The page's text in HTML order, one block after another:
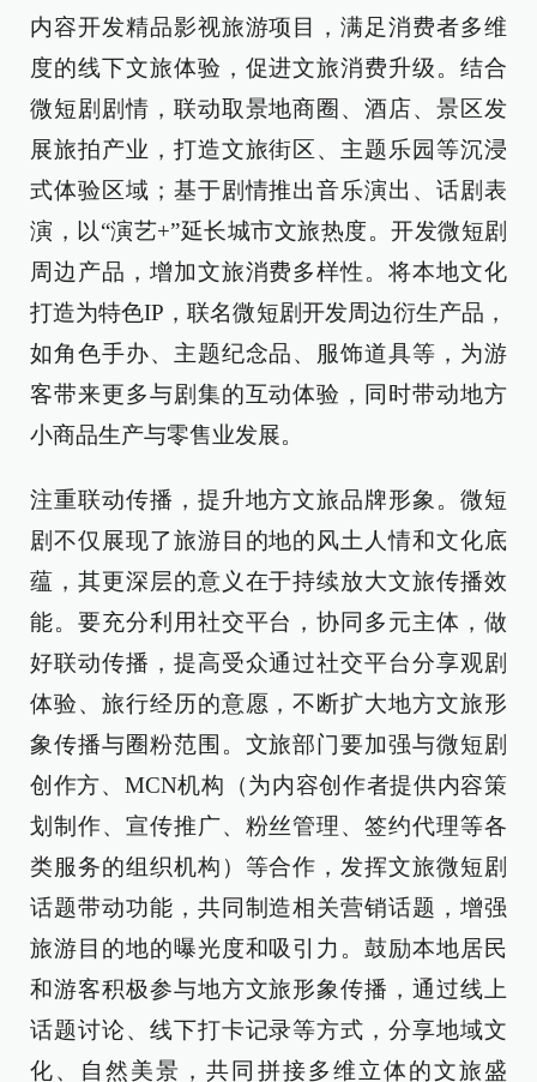
内容开发精品影视旅游项目，满足消费者多维
度的线下文旅体验，促进文旅消费升级。结合
微短剧剧情，联动取景地商圈、酒店、景区发
展旅拍产业，打造文旅街区、主题乐园等沉浸
式体验区域；基于剧情推出音乐演出、话剧表
演，以“演艺+”延长城市文旅热度。开发微短剧
周边产品，增加文旅消费多样性。将本地文化
打造为特色IP，联名微短剧开发周边衍生产品，
如角色手办、主题纪念品、服饰道具等，为游
客带来更多与剧集的互动体验，同时带动地方
小商品生产与零售业发展。
注重联动传播，提升地方文旅品牌形象。微短
剧不仅展现了旅游目的地的风土人情和文化底
蕴，其更深层的意义在于持续放大文旅传播效
能。要充分利用社交平台，协同多元主体，做
好联动传播，提高受众通过社交平台分享观剧
体验、旅行经历的意愿，不断扩大地方文旅形
象传播与圈粉范围。文旅部门要加强与微短剧
创作方、MCN机构（为内容创作者提供内容策
划制作、宣传推广、粉丝管理、签约代理等各
类服务的组织机构）等合作，发挥文旅微短剧
话题带动功能，共同制造相关营销话题，增强
旅游目的地的曝光度和吸引力。鼓励本地居民
和游客积极参与地方文旅形象传播，通过线上
话题讨论、线下打卡记录等方式，分享地域文
化、自然美景，共同拼接多维立体的文旅盛